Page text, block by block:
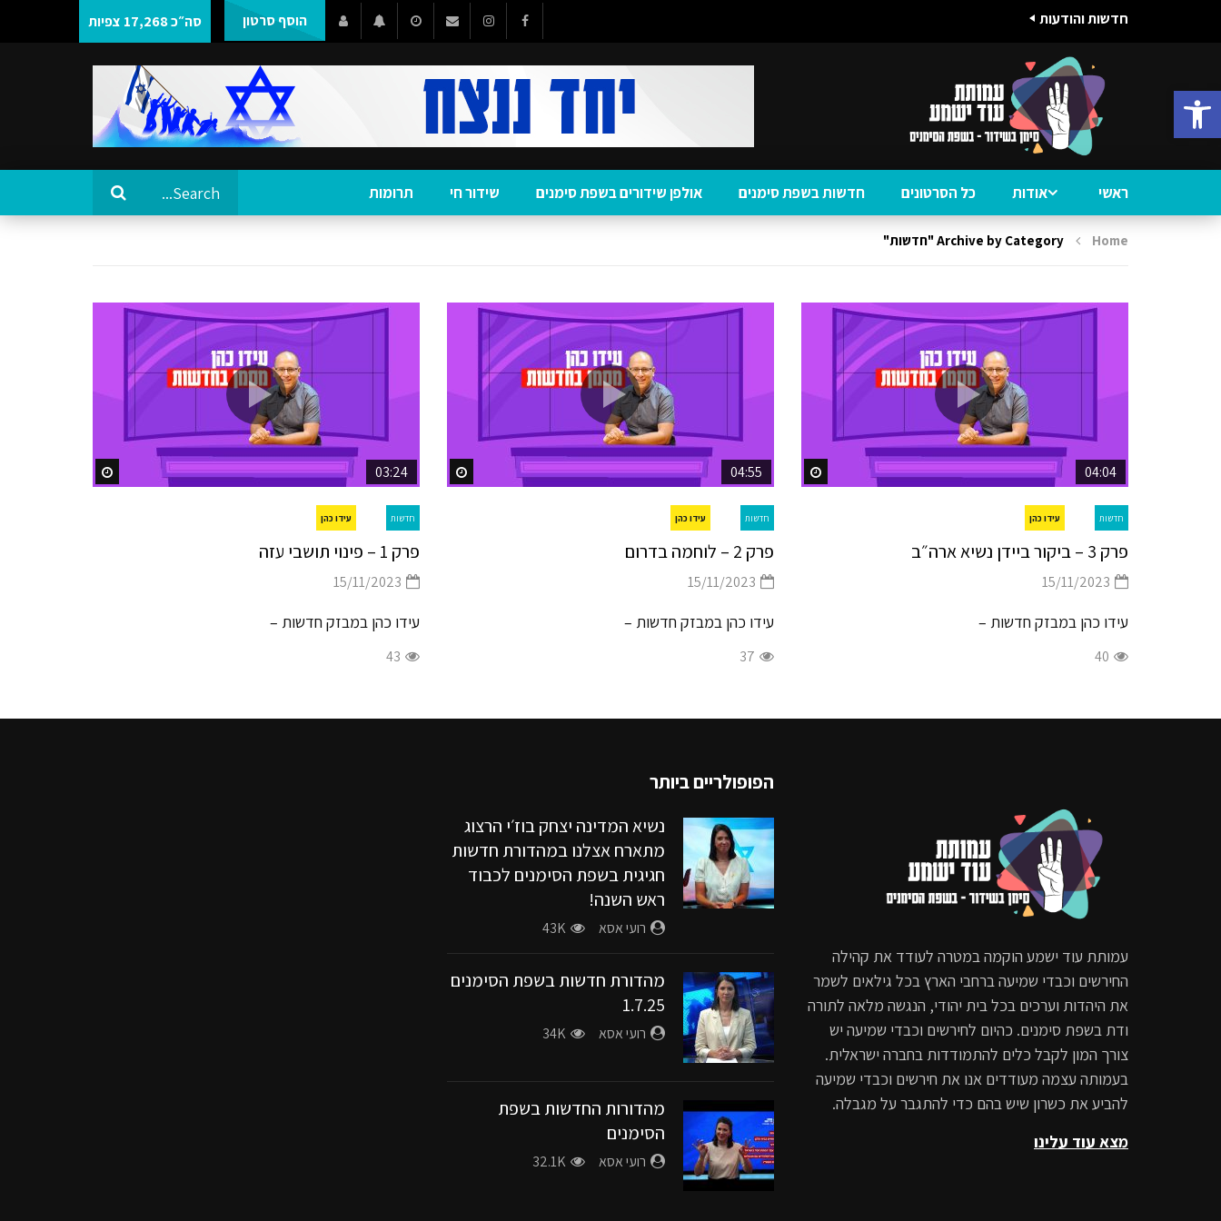
פתח סרגל נגישות
סה״כ 17,268 צפיות חדשות והודעות הוסף סרטון
ראשי אודות כל הסרטונים חדשות בשפת סימנים אולפן שידורים בשפת סימנים שידור חי תרומות
Home Archive by Category "חדשות"
עידו כהן
Watch Later 04:04
חדשות
פרק 3 – ביקור ביידן נשיא ארה״ב
15/11/2023
עידו כהן במבזק חדשות –
40
עידו כהן
Watch Later 04:55
חדשות
פרק 2 – לוחמה בדרום
15/11/2023
עידו כהן במבזק חדשות –
37
עידו כהן
03:24
חדשות
פרק 1 – פינוי תושבי עזה
15/11/2023
עידו כהן במבזק חדשות –
43
עמותת עוד ישמע הוקמה במטרה לעודד את קהילה
החירשים וכבדי שמיעה ברחבי הארץ בכל גילאים לשמר
את היהדות וערכים בכל בית יהודי, הנגשה מלאה לתורה
ודת בשפת סימנים. כהיום לחירשים וכבדי שמיעה יש
צורך המון לקבל כלים להתמודדות בחברה ישראלית.
בעמותה עצמה מעודדים אנו את חירשים וכבדי שמיעה
להביע את כשרון שיש בהם כדי להתגבר על מגבלה.
מצא עוד עלינו
הפופולריים ביותר
נשיא המדינה יצחק בוז׳י הרצוג
מתארח אצלנו במהדורת חדשות
חגיגית בשפת הסימנים לכבוד
ראש השנה!
רועי אסא 43K
מהדורת חדשות בשפת הסימנים
1.7.25
רועי אסא 34K
מהדורות החדשות בשפת
הסימנים
רועי אסא 32.1K